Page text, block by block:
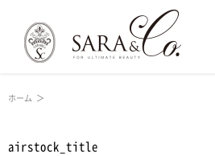
ホーム ＞
airstock_title